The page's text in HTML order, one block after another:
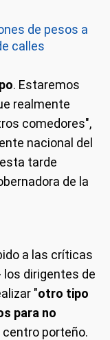
de pesos a
calles
. Estaremos
realmente
comedores",
nacional del
tarde
de la
a las críticas
dirigentes de
"otro tipo
para no
centro porteño.